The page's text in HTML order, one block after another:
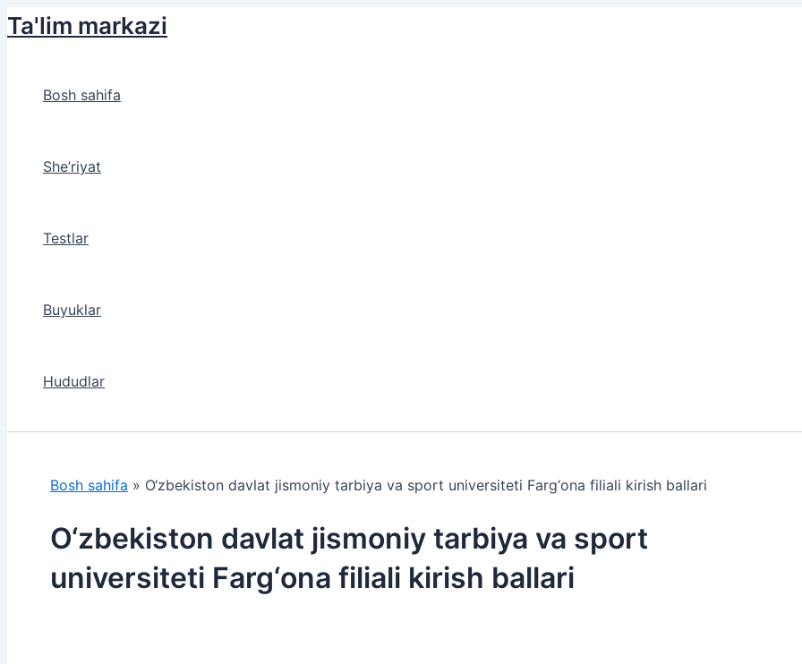
Skip
to
Ta'lim markazi
Bosh sahifa
She’riyat
Testlar
Buyuklar
Hududlar
Bosh sahifa » O‘zbekiston davlat jismoniy tarbiya va sport universiteti Farg‘ona filiali kirish ballari
O‘zbekiston davlat jismoniy tarbiya va sport
universiteti Farg‘ona filiali kirish ballari